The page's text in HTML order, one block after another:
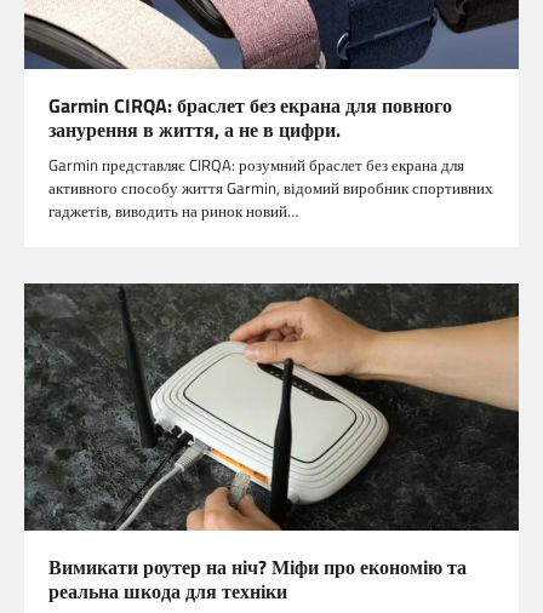
Garmin CIRQA: браслет без екрана для повного
занурення в життя, а не в цифри.
Garmin представляє CIRQA: розумний браслет без екрана для
активного способу життя Garmin, відомий виробник спортивних
гаджетів, виводить на ринок новий…
Вимикати роутер на ніч? Міфи про економію та
реальна шкода для техніки